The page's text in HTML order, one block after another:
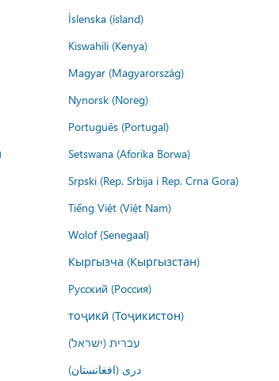
Íslenska (ísland)
Kiswahili (Kenya)
Magyar (Magyarország)
Nynorsk (Noreg)
Português (Portugal)
Setswana (Aforika Borwa)
Srpski (Rep. Srbija i Rep. Crna Gora)
Tiếng Việt (Việt Nam)
Wolof (Senegaal)
Кыргызча (Кыргызстан)
Русский (Россия)
тоҷикӣ (Тоҷикистон)
עברית (ישראל)
درى (افغانستان)